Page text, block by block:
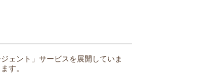
ェント」サービスを展開していま
す。